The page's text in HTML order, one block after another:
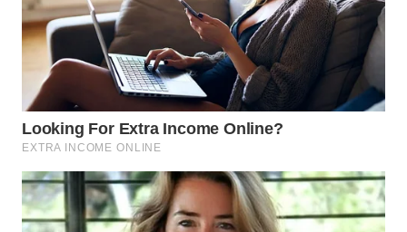
WN
KARO
SIMALUNGUN
WN
LABUHANBATU
WN